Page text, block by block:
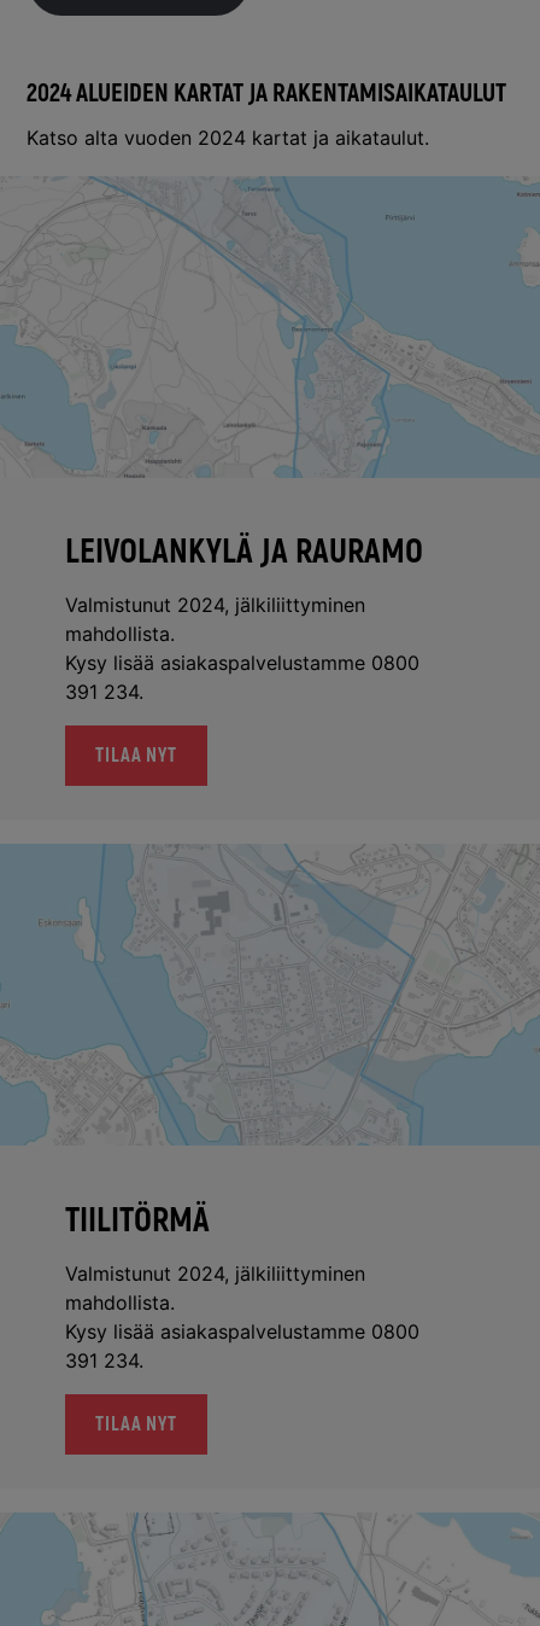
2024 ALUEIDEN KARTAT JA RAKENTAMISAIKATAULUT
Katso alta vuoden 2024 kartat ja aikataulut.
LEIVOLANKYLÄ JA RAURAMO
Valmistunut 2024, jälkiliittyminen
mahdollista.
Kysy lisää asiakaspalvelustamme 0800
391 234.
TILAA NYT
TIILITÖRMÄ
Valmistunut 2024, jälkiliittyminen
mahdollista.
Kysy lisää asiakaspalvelustamme 0800
391 234.
TILAA NYT